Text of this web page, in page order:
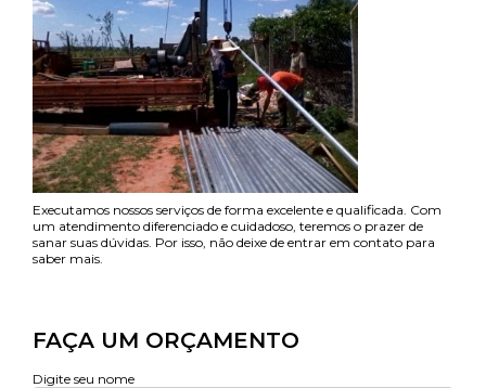
Executamos nossos serviços de forma excelente e qualificada. Com
um atendimento diferenciado e cuidadoso, teremos o prazer de
sanar suas dúvidas. Por isso, não deixe de entrar em contato para
saber mais.
FAÇA UM ORÇAMENTO
Digite seu nome